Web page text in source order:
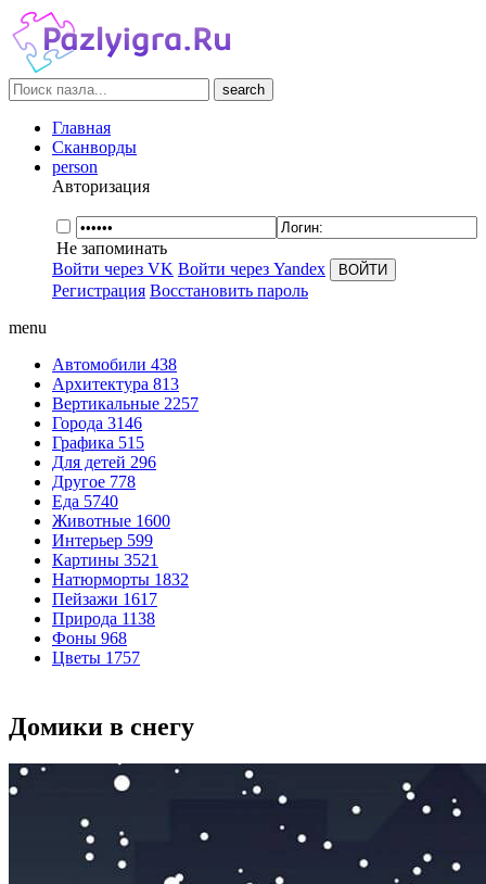
search
Главная
Сканворды
person
Авторизация
Не запоминать
Войти через VK Войти через Yandex
Регистрация Восстановить пароль
menu
Автомобили 438
Архитектура 813
Вертикальные 2257
Города 3146
Графика 515
Для детей 296
Другое 778
Еда 5740
Животные 1600
Интерьер 599
Картины 3521
Натюрморты 1832
Пейзажи 1617
Природа 1138
Фоны 968
Цветы 1757
Домики в снегу